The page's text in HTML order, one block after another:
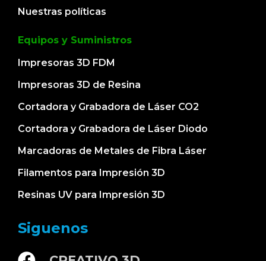
Nuestras políticas
Equipos y Suministros
Impresoras 3D FDM
Impresoras 3D de Resina
Cortadora y Grabadora de Láser CO2
Cortadora y Grabadora de Láser Diodo
Marcadoras de Metales de Fibra Láser
Filamentos para Impresión 3D
Resinas UV para Impresión 3D
Siguenos